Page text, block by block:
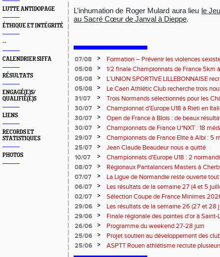
LUTTE ANTIDOPAGE
ÉTHIQUE ET INTÉGRITÉ
--
CALENDRIER SIFFA
RÉSULTATS
ENGAGÉ(E)S/
QUALIFIÉ(E)S
LIENS
RECORDS ET
STATISTIQUES
PHOTOS
L’inhumation de Roger Mulard aura lieu le
au Sacré Cœur de Janval à Dieppe.
07/08 >
Formation – Prévenir les violences
: le 26 septembre 2026
05/08 >
1/2 finale Championnats de France 5km
13 septembre 2026 : les informations
05/08 >
L’UNION SPORTIVE LILLEBONNAISE
rentrée 2026
05/08 >
Le Caen Athlétic Club recherche trois
civique à compter de septembre 2026
31/07 >
Trois Normands sélectionnés pour les
Eugene !
30/07 >
Championnat d'Europe U18 à Rieti en
normands
30/07 >
Open de France à Blois : de beaux
30/07
>
Championnats de France U*NXT : 18
29/07
>
Championnats de France Elite à Albi : 5
titres !
25/07 >
Jean Claude Beaudeur nous a quitté
10/07
>
Championnats d'Europe U18 : 2
08/07
>
Régionaux Pantalancers Masters à
07/07
>
La Ligue de Normandie reste ouverte tout
06/07
>
Les résultats de la semaine 27 (4 et 5
02/07
>
Sélection Coupe de France Minimes
29/06
>
Les résultats de la semaine 26 (27 et 28
29/06
>
Finale régionale des pointes d'or à
informations
26/06 >
Programme du weekend 27-28 juin
25/06
>
Projet soutien au développement des
25/06
> ASPTT Rouen athlétisme recrute